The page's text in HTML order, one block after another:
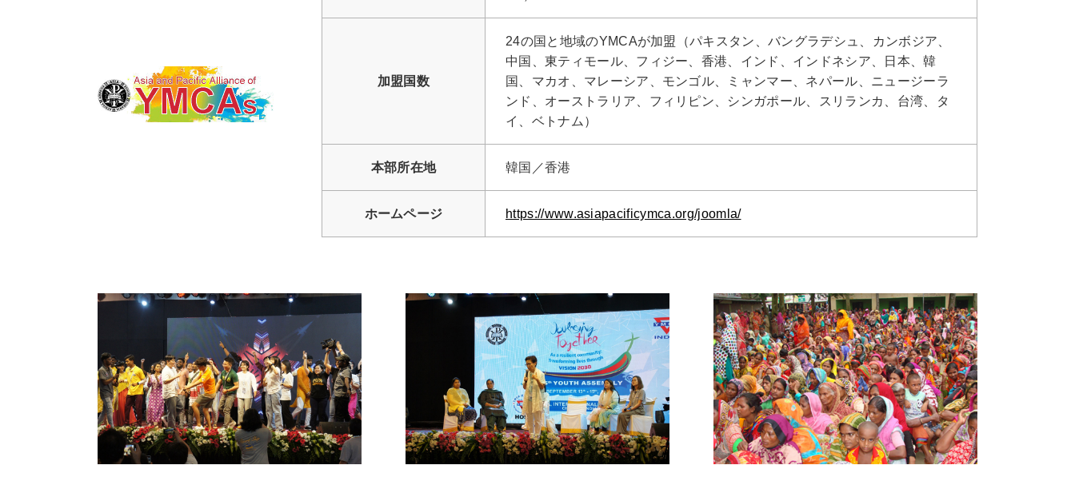
加盟国数
24の国と地域のYMCAが加盟（パキスタン、バングラデシュ、カンボジア、
中国、東ティモール、フィジー、香港、インド、インドネシア、日本、韓
国、マカオ、マレーシア、モンゴル、ミャンマー、ネパール、ニュージーラ
ンド、オーストラリア、フィリピン、シンガポール、スリランカ、台湾、タ
イ、ベトナム）
本部所在地 韓国／香港
ホームページ https://www.asiapacificymca.org/joomla/